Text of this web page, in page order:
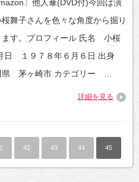
〕他人傘(DVD付)今回は演
舞子さんを色々な角度から掘り
ます。プロフィール 氏名 小桜
日 １９７８年６月６日 出身
茅ヶ崎市 カテゴリー …
詳細を見る
42 43 44 45